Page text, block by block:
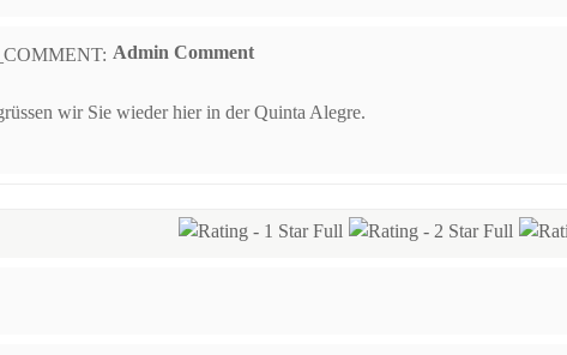
Admin Comment
wir Sie wieder hier in der Quinta Alegre.